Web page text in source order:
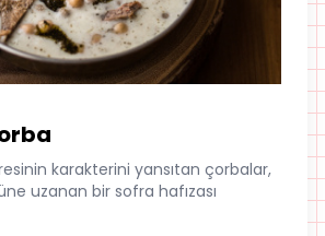
karakterini yansıtan çorbalar,
uzanan bir sofra hafızası